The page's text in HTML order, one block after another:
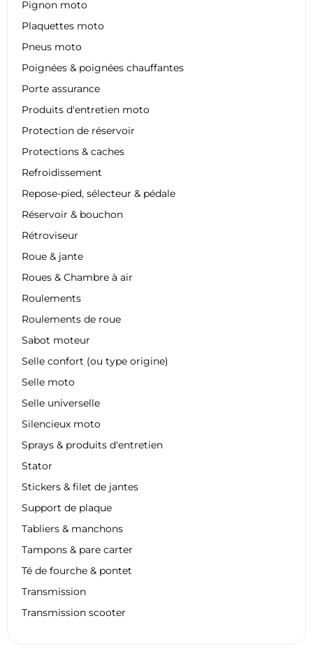
Pignon moto
Plaquettes moto
Pneus moto
Poignées & poignées chauffantes
Porte assurance
Produits d'entretien moto
Protection de réservoir
Protections & caches
Refroidissement
Repose-pied, sélecteur & pédale
Réservoir & bouchon
Rétroviseur
Roue & jante
Roues & Chambre à air
Roulements
Roulements de roue
Sabot moteur
Selle confort (ou type origine)
Selle moto
Selle universelle
Silencieux moto
Sprays & produits d'entretien
Stator
Stickers & filet de jantes
Support de plaque
Tabliers & manchons
Tampons & pare carter
Té de fourche & pontet
Transmission
Transmission scooter